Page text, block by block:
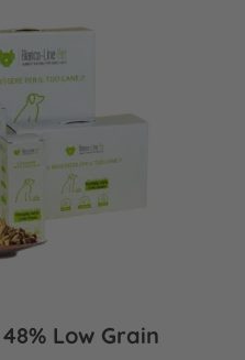
Low Grain